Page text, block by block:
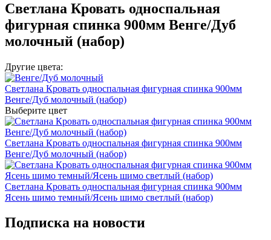
Светлана Кровать односпальная
фигурная спинка 900мм Венге/Дуб
молочный (набор)
Другие цвета:
Светлана Кровать односпальная фигурная спинка 900мм
Венге/Дуб молочный (набор)
Выберите цвет
Светлана Кровать односпальная фигурная спинка 900мм
Венге/Дуб молочный (набор)
Светлана Кровать односпальная фигурная спинка 900мм
Ясень шимо темный/Ясень шимо светлый (набор)
Подписка на новости